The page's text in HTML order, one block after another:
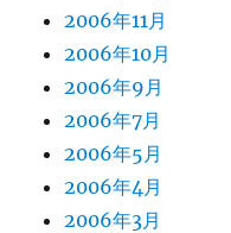
2006年11月
2006年10月
2006年9月
2006年7月
2006年5月
2006年4月
2006年3月